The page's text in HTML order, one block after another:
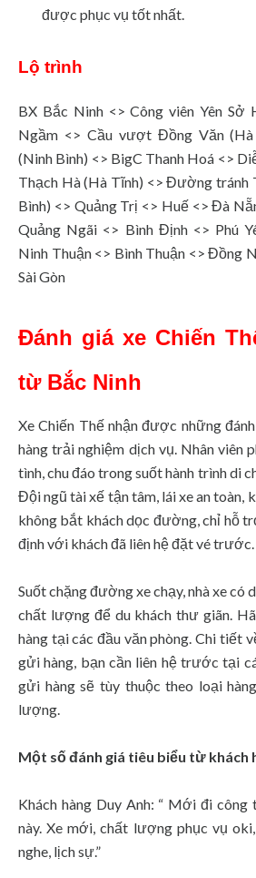
được phục vụ tốt nhất.
Lộ trình
BX Bắc Ninh <> Công viên Yên
Ngầm <> Cầu vượt Đồng Văn
(Ninh Bình) <> BigC Thanh Hoá <>
Thạch Hà (Hà Tĩnh) <> Đường
Bình) <> Quảng Trị <> Huế <> Đà
Quảng Ngãi <> Bình Định <> Phú
Ninh Thuận <> Bình Thuận <> Đồng
Sài Gòn
Đánh giá xe Chiến
từ Bắc Ninh
Xe Chiến Thế nhận được những
hàng trải nghiệm dịch vụ. Nhân viên
tình, chu đáo trong suốt hành trình di
Đội ngũ tài xế tận tâm, lái xe an toàn,
không bắt khách dọc đường, chỉ hỗ
định với khách đã liên hệ đặt vé trước.
Suốt chặng đường xe chạy, nhà xe có
chất lượng để du khách thư giãn.
hàng tại các đầu văn phòng. Chi tiết
gửi hàng, bạn cần liên hệ trước tại
gửi hàng sẽ tùy thuộc theo loại
lượng.
Một số đánh giá tiêu biểu từ khách
Khách hàng Duy Anh: “ Mới đi
này. Xe mới, chất lượng phục vụ
nghe, lịch sự.”